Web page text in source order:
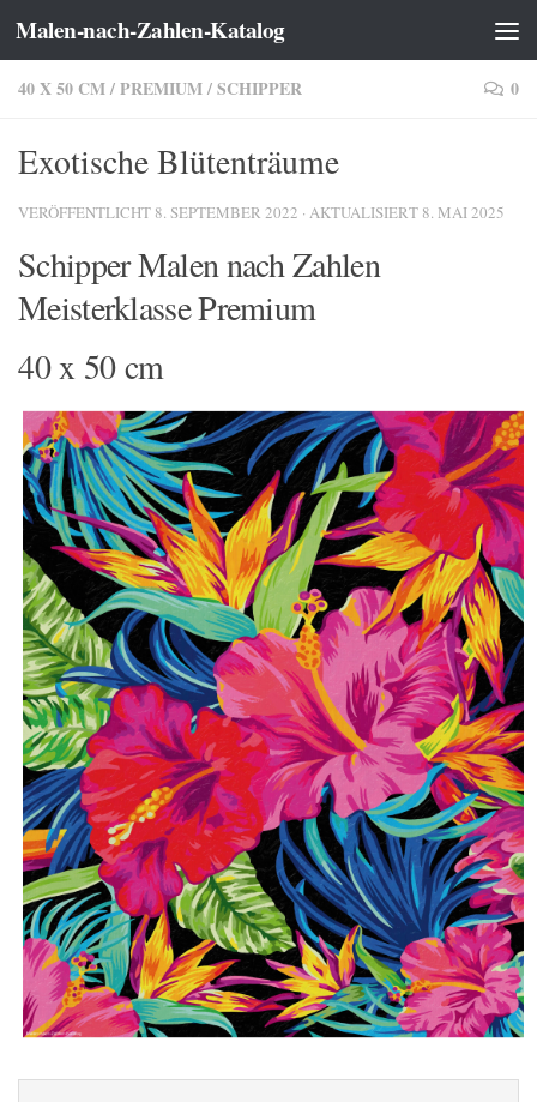
Zum Inhalt springen
Malen-nach-Zahlen-Katalog
40 X 50 CM/PREMIUM/SCHIPPER 0
Exotische Blütenträume
VERÖFFENTLICHT 8. SEPTEMBER 2022 · AKTUALISIERT 8. MAI 2025
Schipper Malen nach Zahlen
Meisterklasse Premium
40 x 50 cm